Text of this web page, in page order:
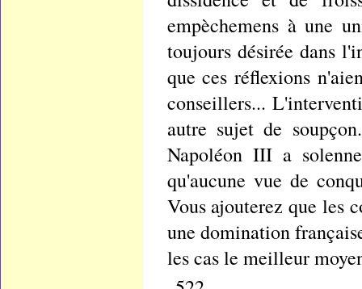
empèchemens à une
toujours désirée dans
que ces réflexions
conseillers...
autre sujet de
Napoléon III a
qu'aucune vue de
Vous ajouterez que les
une domination
les cas le meilleur